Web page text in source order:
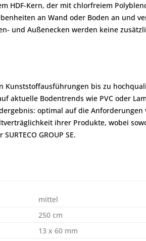
HDF-Kern, der mit chlorfreiem
an Wand oder Boden an und
und Außenecken werden keine
bis zu
aktuelle Bodentrends wie PVC oder
optimal auf die
ihrer Produkte, wobei
GROUP SE.
mittel
250 cm
13 x 60 mm